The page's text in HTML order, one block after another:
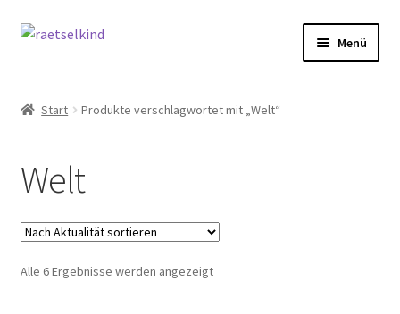
Zur
Zum
Menü
Cookie-Richtlinie (EU)
Datenschutzbelehrung
Echtheit von Bewertungen
Start Produkte verschlagwortet mit „Welt“
Welt
Alle 6 Ergebnisse werden angezeigtNach